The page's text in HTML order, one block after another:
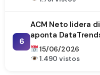
6
ACM Neto lidera
aponta
15/06/2026
1.490 vistos